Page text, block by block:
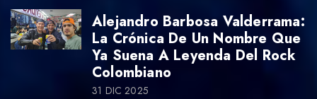
Alejandro Barbosa Valderrama:
La Crónica De Un Nombre Que
Ya Suena A Leyenda Del Rock
Colombiano
31 DIC 2025